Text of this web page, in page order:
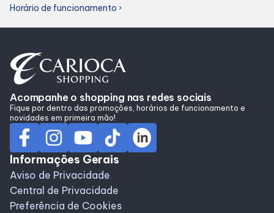
Alimentação
Programa de benefícios
Horário de funcionamento chevron_right
Acompanhe o shopping nas redes sociais
Fique por dentro das promoções, horários de funcionamento e
novidades em primeira mão!
Informações Gerais
Aviso de Privacidade
Central de Privacidade
Preferência de Cookies